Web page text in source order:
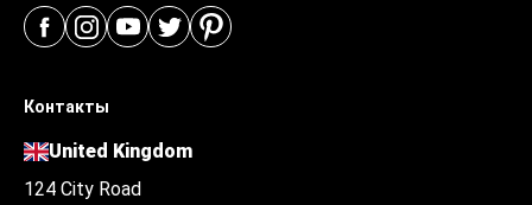
Контакты
United Kingdom
124 City Road